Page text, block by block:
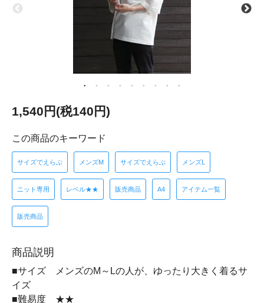
1,540円(税140円)
この商品のキーワード
サイズでえらぶ メンズM サイズでえらぶ メンズL
ニット専用 レベル★★ 販売商品 A4 アイテム一覧
販売商品
商品説明
■サイズ メンズのM～Lの人が、ゆったり大きく着るサ
イズ
■難易度 ★★